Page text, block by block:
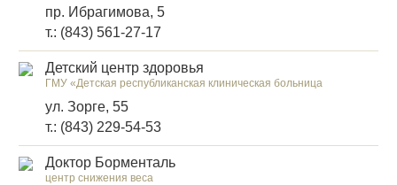
пр. Ибрагимова, 5
т.: (843) 561-27-17
Детский центр здоровья
ГМУ «Детская республиканская клиническая больница
ул. Зорге, 55
т.: (843) 229-54-53
Доктор Борменталь
центр снижения веса